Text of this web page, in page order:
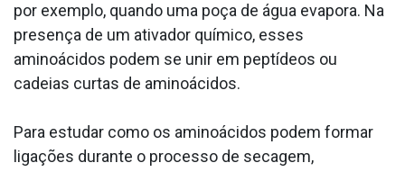
por exemplo, quando uma poça de água evapora. Na
presença de um ativador químico, esses
aminoácidos podem se unir em peptídeos ou
cadeias curtas de aminoácidos.
Para estudar como os aminoácidos podem formar
ligações durante o processo de secagem,